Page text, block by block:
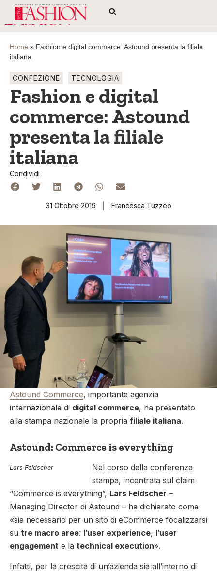
Home » Fashion e digital commerce: Astound presenta la filiale
italiana
CONFEZIONE TECNOLOGIA
Fashion e digital
commerce: Astound
presenta la filiale
italiana
Condividi
31 Ottobre 2019 Francesca Tuzzeo
Astound Commerce, importante agenzia
internazionale di digital commerce, ha presentato
alla stampa nazionale la propria filiale italiana.
Astound: Commerce is everything
Lars Feldscher
Nel corso della conferenza
stampa, incentrata sul claim
“Commerce is everything”, Lars Feldscher –
Managing Director di Astound – ha dichiarato come
«sia necessario per un sito di eCommerce focalizzarsi
su tre macro aree: l’user experience, l’user
engagement e la technical execution».
Infatti, per la crescita di un’azienda sia all’interno di